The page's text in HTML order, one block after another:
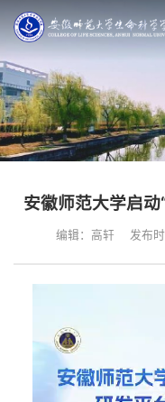
安徽师范大学启
编辑：高轩 发布